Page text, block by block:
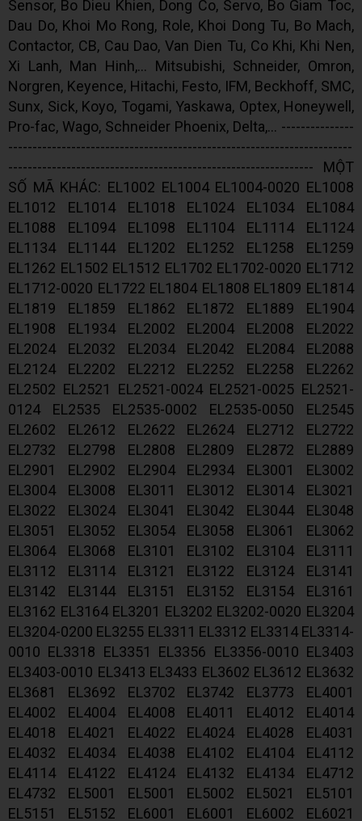
Sensor, Bo Dieu Khien, Dong Co, Servo, Bo Giam Toc,
Dau Do, Khoi Mo Rong, Role, Khoi Dong Tu, Bo Mach,
Contactor, CB, Cau Dao, Van Dien Tu, Co Khi, Khi Nen,
Xi Lanh, Man Hinh,... Mitsubishi, Schneider, Omron,
Norgren, Keyence, Hitachi, Festo, IFM, Beckhoff, SMC,
Sunx, Sick, Koyo, Togami, Yaskawa, Optex, Honeywell,
Pro-fac, Wago, Schneider Phoenix, Delta,... ---------------
-----------------------------------------------------------------------
--------------------------------------------------------------- MỘT
SỐ MÃ KHÁC: EL1002 EL1004 EL1004-0020 EL1008
EL1012 EL1014 EL1018 EL1024 EL1034 EL1084
EL1088 EL1094 EL1098 EL1104 EL1114 EL1124
EL1134 EL1144 EL1202 EL1252 EL1258 EL1259
EL1262 EL1502 EL1512 EL1702 EL1702-0020 EL1712
EL1712-0020 EL1722 EL1804 EL1808 EL1809 EL1814
EL1819 EL1859 EL1862 EL1872 EL1889 EL1904
EL1908 EL1934 EL2002 EL2004 EL2008 EL2022
EL2024 EL2032 EL2034 EL2042 EL2084 EL2088
EL2124 EL2202 EL2212 EL2252 EL2258 EL2262
EL2502 EL2521 EL2521-0024 EL2521-0025 EL2521-
0124 EL2535 EL2535-0002 EL2535-0050 EL2545
EL2602 EL2612 EL2622 EL2624 EL2712 EL2722
EL2732 EL2798 EL2808 EL2809 EL2872 EL2889
EL2901 EL2902 EL2904 EL2934 EL3001 EL3002
EL3004 EL3008 EL3011 EL3012 EL3014 EL3021
EL3022 EL3024 EL3041 EL3042 EL3044 EL3048
EL3051 EL3052 EL3054 EL3058 EL3061 EL3062
EL3064 EL3068 EL3101 EL3102 EL3104 EL3111
EL3112 EL3114 EL3121 EL3122 EL3124 EL3141
EL3142 EL3144 EL3151 EL3152 EL3154 EL3161
EL3162 EL3164 EL3201 EL3202 EL3202-0020 EL3204
EL3204-0200 EL3255 EL3311 EL3312 EL3314 EL3314-
0010 EL3318 EL3351 EL3356 EL3356-0010 EL3403
EL3403-0010 EL3413 EL3433 EL3602 EL3612 EL3632
EL3681 EL3692 EL3702 EL3742 EL3773 EL4001
EL4002 EL4004 EL4008 EL4011 EL4012 EL4014
EL4018 EL4021 EL4022 EL4024 EL4028 EL4031
EL4032 EL4034 EL4038 EL4102 EL4104 EL4112
EL4114 EL4122 EL4124 EL4132 EL4134 EL4712
EL4732 EL5001 EL5001 EL5002 EL5021 EL5101
EL5151 EL5152 EL6001 EL6001 EL6002 EL6021